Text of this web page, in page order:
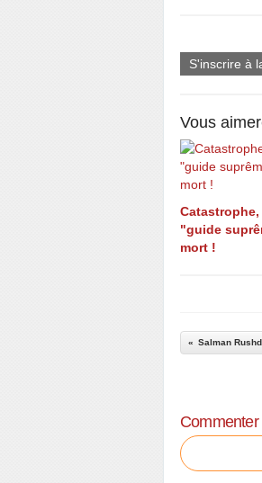
S'inscrire à
Vous
Catastrophe,
"guide
mort !
Salman
Commenter